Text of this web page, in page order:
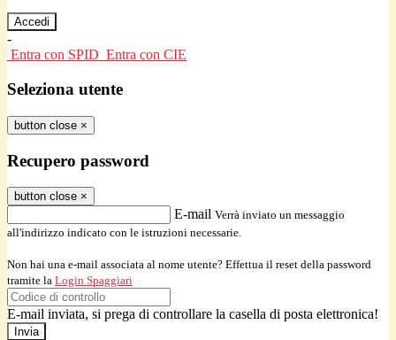
-
Entra con SPID Entra con CIE
Seleziona utente
button close ×
Recupero password
button close ×
E-mail Verrà inviato un messaggio
all'indirizzo indicato con le istruzioni necessarie.
Non hai una e-mail associata al nome utente? Effettua il reset della password
tramite la Login Spaggiari
E-mail inviata, si prega di controllare la casella di posta elettronica!